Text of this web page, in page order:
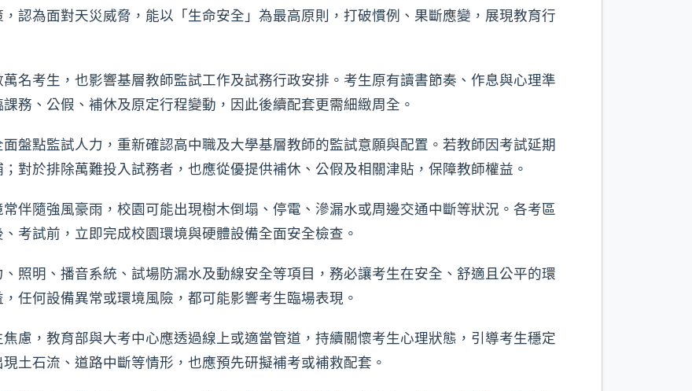
認為面對天災威脅，能以「生命安全」為最高原則，打破慣例、果斷應變，展現教育行
名考生，也影響基層教師監試工作及試務行政安排。考生原有讀書節奏、作息與心理準
務、公假、補休及原定行程變動，因此後續配套更需細緻周全。
盤點監試人力，重新確認高中職及大學基層教師的監試意願與配置。若教師因考試延期
對於排除萬難投入試務者，也應從優提供補休、公假及相關津貼，保障教師權益。
伴隨強風豪雨，校園可能出現樹木倒塌、停電、滲漏水或周邊交通中斷等狀況。各考區
考試前，立即完成校園環境與硬體設備全面安全檢查。
照明、播音系統、試場防漏水及動線安全等項目，務必讓考生在安全、舒適且公平的環
任何設備異常或環境風險，都可能影響考生臨場表現。
慮，教育部與大考中心應透過線上或適當管道，持續關懷考生心理狀態，引導考生穩定
土石流、道路中斷等情形，也應預先研擬補考或補救配套。